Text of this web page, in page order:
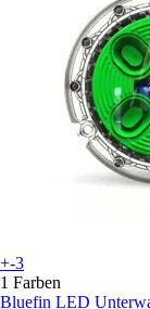
+-3
1 Farben
Bluefin LED